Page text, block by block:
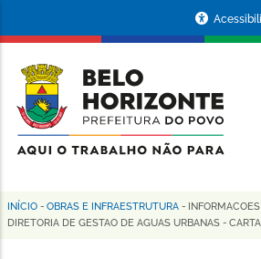
conteúdo
principal
da
Prefeitura
de
Horizonte
Trilha
INÍCIO - OBRAS E INFRAESTRUTURA - INFORMACOES
DIRETORIA DE GESTAO DE AGUAS URBANAS -